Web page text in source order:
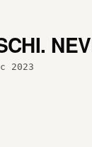
2023